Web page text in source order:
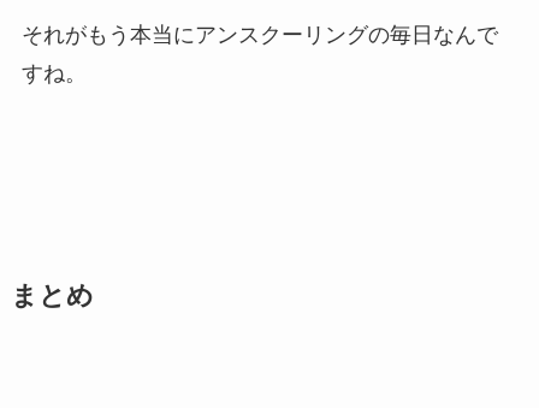
それがもう本当にアンスクーリングの毎日なんで
すね。
まとめ